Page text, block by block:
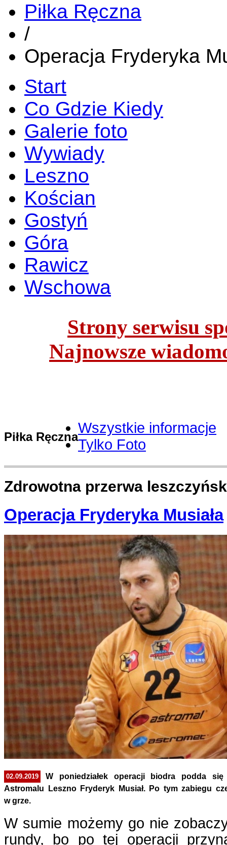
Piłka Ręczna
/
Operacja Fryderyka
Start
Co Gdzie Kiedy
Galerie foto
Wywiady
Leszno
Kościan
Gostyń
Góra
Rawicz
Wschowa
Strony serwisu
Najnowsze
Piłka Ręczna
Wszystkie informacje
Tylko Foto
Zdrowotna przerwa
Operacja Fryderyka Musiała
02.09.2019
W poniedziałek operacji biodra podda się
Astromalu Leszno Fryderyk Musiał. Po tym zabiegu
w grze.
W sumie możemy go nie
rundy, bo po tej operacji